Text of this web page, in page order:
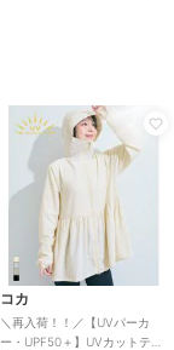
コカ
＼再入荷！！／【UVパーカ
ー・UPF50＋】UVカットティ